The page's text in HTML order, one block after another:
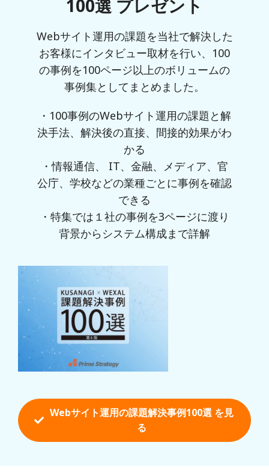
100選 プレゼント
Webサイト運用の課題を当社で解決した
お客様にインタビュー取材を行い、100
の事例を100ページ以上のボリュームの
事例集としてまとめました。
・100事例のWebサイト運用の課題と解
決手法、解決後の直接、間接的効果がわ
かる
・情報通信、 IT、金融、メディア、官
公庁、学校などの業種ごとに事例を確認
できる
・特集では１社の事例を3ページに渡り
背景からシステム構成まで詳解
Webサイト運用の課題解決事例100選 を見
る